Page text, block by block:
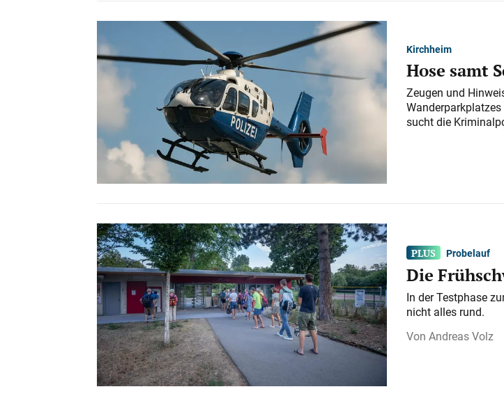
Kirchheim
Hose samt
Zeugen und
sucht die
Probelauf
Die
In der Testphase
nicht alles rund.
Andreas Volz